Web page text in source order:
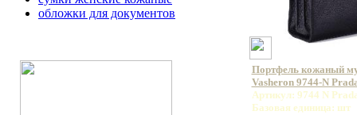
обложки для документов
Портфель кожаный
Vasheron 9744-N
Артикул: 9744 N
Базовая единица: шт